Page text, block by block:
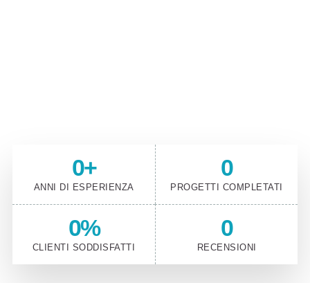
ANNI DI ESPERIENZA
0+
PROGETTI COMPLETATI
0
CLIENTI SODDISFATTI
0%
RECENSIONI
0